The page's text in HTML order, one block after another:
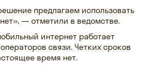
предлагаем использовать
— отметили в ведомстве.
интернет работает
связи. Четких сроков
время нет.